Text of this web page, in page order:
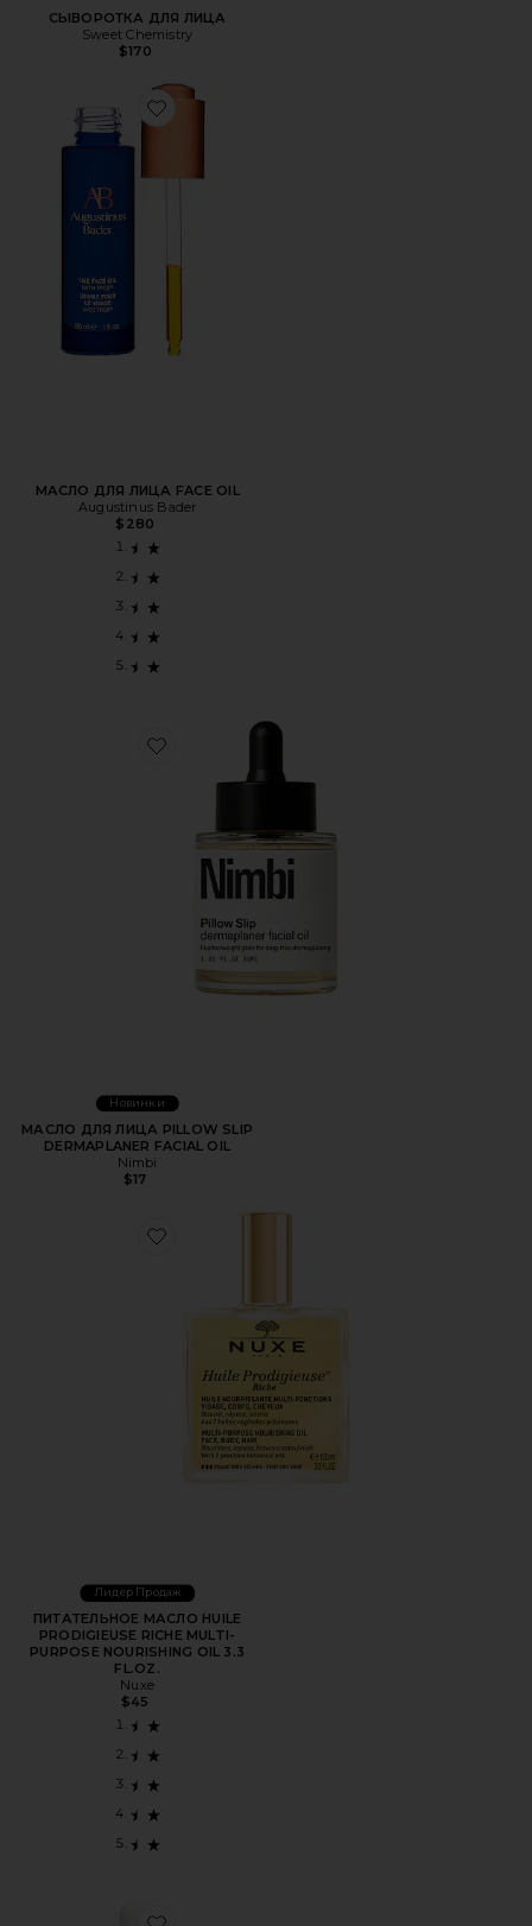
СЫВОРОТКА ДЛЯ ЛИЦА
Sweet Chemistry
$170
Favorite МАСЛО ДЛЯ ЛИЦА FACE OIL
МАСЛО ДЛЯ ЛИЦА FACE OIL
Augustinus Bader
$280
Favorite МАСЛО ДЛЯ ЛИЦА PILLOW SLIP DERMAPLANER
Новинки
МАСЛО ДЛЯ ЛИЦА PILLOW SLIP
DERMAPLANER FACIAL OIL
Nimbi
$17
Favorite ПИТАТЕЛЬНОЕ МАСЛО HUILE PRODIGIEUSE
Лидер Продаж
ПИТАТЕЛЬНОЕ МАСЛО HUILE
PRODIGIEUSE RICHE MULTI-
PURPOSE NOURISHING OIL 3.3
FL.OZ.
Nuxe
$45